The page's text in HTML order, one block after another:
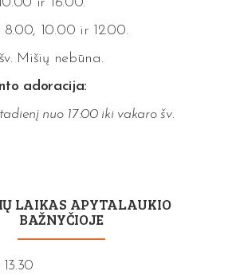
8.00, 10.00 ir 12.00.
Mišių nebūna.
adoracija:
nuo 17:00 iki vakaro šv.
LAIKAS APYTALAUKIO
BAŽNYČIOJE
13.30